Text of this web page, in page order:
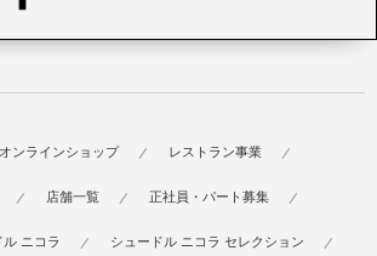
オンラインショップ レストラン事業
店舗一覧 正社員・パート募集
ニコラ シュードル ニコラ セレクション